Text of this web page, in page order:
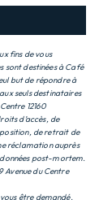
fins de vous
sont destinées à Café
but de répondre à
seuls destinataires
12160
d’accès, de
de retrait de
réclamation auprès
post-mortem.
Avenue du Centre
être demandé.